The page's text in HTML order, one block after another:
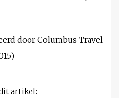
door Columbus Travel
artikel: